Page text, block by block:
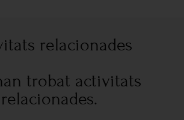
relacionades
trobat activitats
relacionades.